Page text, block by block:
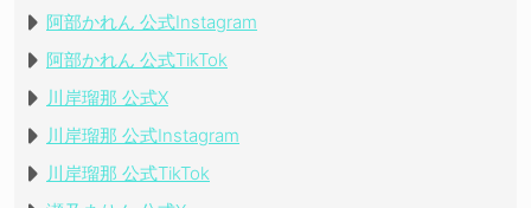
阿部かれん 公式Instagram
阿部かれん 公式TikTok
川岸瑠那 公式X
川岸瑠那 公式Instagram
川岸瑠那 公式TikTok